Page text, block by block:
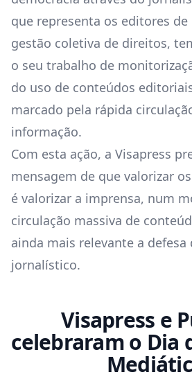
que representa os editores
gestão coletiva de direitos,
o seu trabalho de
do uso de conteúdos
marcado pela rápida
informação.
Com esta ação, a Visapress
mensagem de que valorizar
é valorizar a imprensa, num
circulação massiva de
ainda mais relevante a
jornalístico.
Visapress e
celebraram o Dia